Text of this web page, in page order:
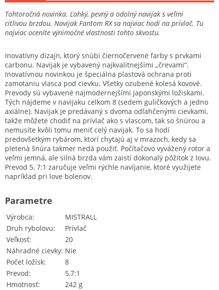
Tohtoročná novinka. Ľahký, pevný a odolný navijak s veľmi
citlivou brzdou. Navijak Fantom RX sa najviac hodí na prívlač. Tu
najviac oceníte výnimočné vlastnosti tohto skvostu.
Inovatívny dizajn, ktorý snúbi čiernočervené farby s prvkami
carbonu. Navijak je vybavený najkvalitnejšími „črevami“.
Inovatívnou novinkou je špeciálna plastová ochrana proti
zamotaniu vlasca pod cievku. Všetky ozubené kolesá kovové.
Prevody sú vybavené najmodernejšími japonskými ložiskami.
Tých nájdeme v navijaku celkom 8 (sedem guličkových a jedno
axiálne). Navijak je predávaný s dvoma odľahčenými cievkami,
takže môžete chodiť na prívlač ako s vlascom, tak so šnúrou a
nemusíte kvôli tomu meniť celý navijak. To sa hodí
predovšetkým rybárom, ktorí chytajú aj v mrazoch, kedy sa
pletená šnúra takmer nedá použiť. Počítačovo vyvážený rotor a
veľmi jemná, ale silná brzda vám zaistí dokonalý pôžitok z lovu.
Prevod 5, 7:1 zaručuje veľmi rýchle navíjanie, ktoré využijete
napríklad pri love bolenov.
Výrobca
MISTRALL
Druh rybolovu
Prívlač
Veľkosť
20
Náhradné cievky Nie
Počet ložísk
8
Prevod
5,7:1
Hmotnosť
242 g
Parametre